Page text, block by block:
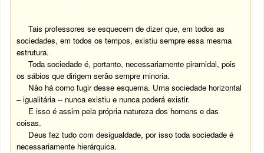
Tais professores se esquecem de dizer que, em todos as
sociedades, em todos os tempos, existiu sempre essa mesma
estrutura.
Toda sociedade é, portanto, necessariamente piramidal, pois
os sábios que dirigem serão sempre minoria.
Não há como fugir desse esquema. Uma sociedade horizontal
– igualitária -- nunca existiu e nunca poderá existir.
E isso é assim pela própria natureza dos homens e das
coisas.
Deus fez tudo com desigualdade, por isso toda sociedade é
necessariamente hierárquica.